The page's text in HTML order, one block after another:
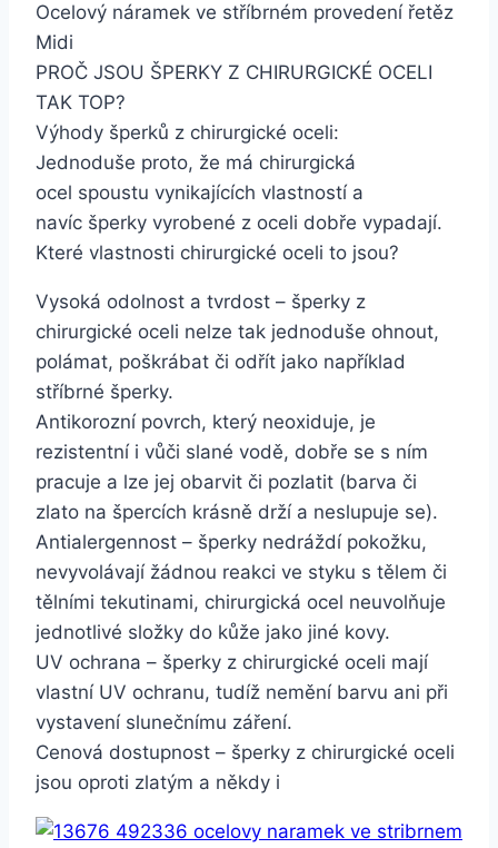
Ocelový náramek ve stříbrném provedení řetěz
Midi
PROČ JSOU ŠPERKY Z CHIRURGICKÉ OCELI
TAK TOP?
Výhody šperků z chirurgické oceli:
Jednoduše proto, že má chirurgická
ocel spoustu vynikajících vlastností a
navíc šperky vyrobené z oceli dobře vypadají.
Které vlastnosti chirurgické oceli to jsou?
Vysoká odolnost a tvrdost – šperky z
chirurgické oceli nelze tak jednoduše ohnout,
polámat, poškrábat či odřít jako například
stříbrné šperky.
Antikorozní povrch, který neoxiduje, je
rezistentní i vůči slané vodě, dobře se s ním
pracuje a lze jej obarvit či pozlatit (barva či
zlato na špercích krásně drží a neslupuje se).
Antialergennost – šperky nedráždí pokožku,
nevyvolávají žádnou reakci ve styku s tělem či
tělními tekutinami, chirurgická ocel neuvolňuje
jednotlivé složky do kůže jako jiné kovy.
UV ochrana – šperky z chirurgické oceli mají
vlastní UV ochranu, tudíž nemění barvu ani při
vystavení slunečnímu záření.
Cenová dostupnost – šperky z chirurgické oceli
jsou oproti zlatým a někdy i